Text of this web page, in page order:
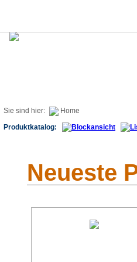
Sie sind hier:
Home
Produktkatalog:
Neueste